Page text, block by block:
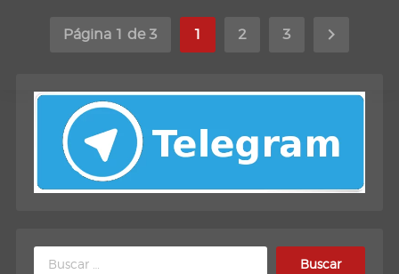
Página 1 de 3 1 2 3
Buscar: